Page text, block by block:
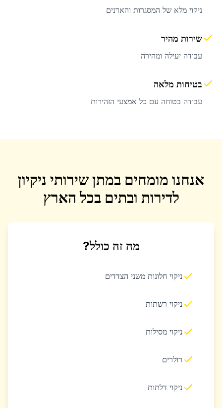
ניקוי מלא של המסגרות והאדנים
שירות מהיר
עבודה יעילה ומהירה
בטיחות מלאה
עבודה בטוחה עם כל אמצעי הזהירות
אנחנו מומחים במתן שירותי ניקיון
לדירות ובתים בכל הארץ
מה זה כולל?
ניקוי חלונות משני הצדדים
ניקוי רשתות
ניקוי מסילות
רולרים
ניקוי דלתות